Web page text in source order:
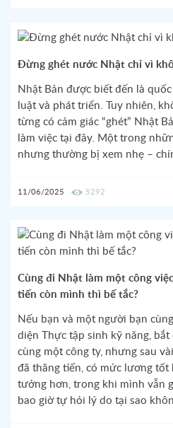
Đừng ghét nước Nhật chỉ vì
Nhật Bản được biết đến là
luật và phát triển. Tuy nhiên,
từng có cảm giác “ghét” Nhật
làm việc tại đây. Một trong
nhưng thường bị xem nhẹ –
11/06/2025 5292
Cùng đi Nhật làm một công
tiến còn mình thì bế tắc?
Nếu bạn và một người bạn
diện Thực tập sinh kỹ năng,
cùng một công ty, nhưng sau
đã thăng tiến, có mức lương tốt
tưởng hơn, trong khi mình vẫn
bao giờ tự hỏi lý do tại sao